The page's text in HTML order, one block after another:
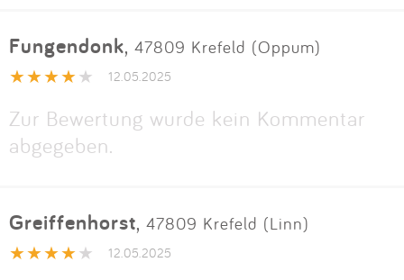
Fungendonk, 47809 Krefeld (Oppum)
12.05.2025
Zur Bewertung wurde kein Kommentar
abgegeben.
Greiffenhorst, 47809 Krefeld (Linn)
12.05.2025